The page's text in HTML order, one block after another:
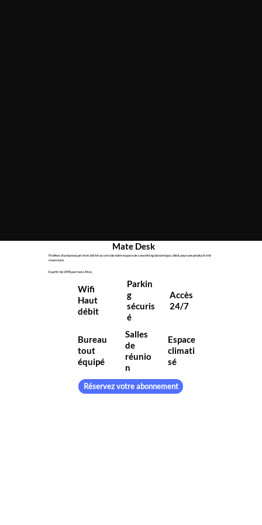
Mate Desk
Profitez d'un bureau privé et attitré au sein de notre espace de coworking dynamique, idéal pour une productivité
maximale.
À partir de 299€ par mois/htva
Wifi
Haut
débit
Parkin
g
sécuris
é
Accès
24/7
Bureau
tout
équipé
Salles
de
réunio
n
Espace
climati
sé
Réservez votre abonnement